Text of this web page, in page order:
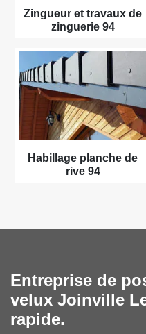
Zingueur et travaux de
zinguerie 94
Habillage planche de
rive 94
Entreprise de
velux Joinville
rapide.